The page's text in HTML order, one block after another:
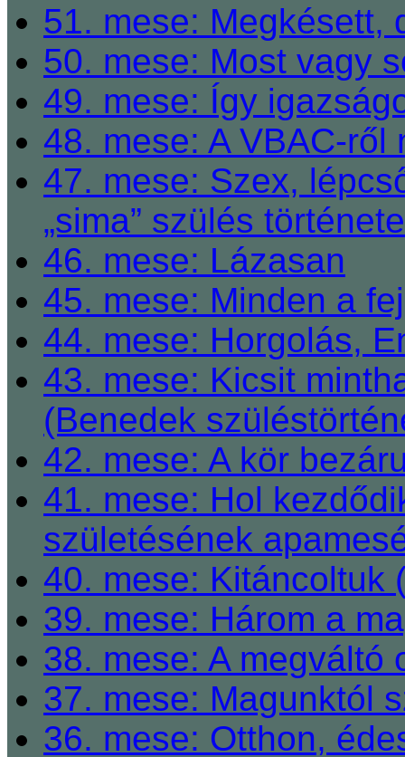
51. mese: Megkésett,
50. mese: Most vagy
49. mese: Így
48. mese: A VBAC-
47. mese: Szex,
„sima” szülés
46. mese: Lázasan
45. mese: Minden a
44. mese: Horgolás,
43. mese: Kicsit
(Benedek
42. mese: A kör
41. mese: Hol
születésének
40. mese: Kitáncoltuk
39. mese: Három a
38. mese: A megváltó
37. mese: Magunktól
36. mese: Otthon,